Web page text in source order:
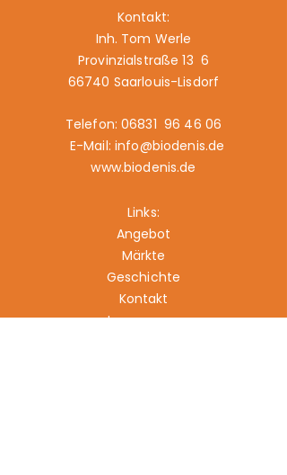
Kontakt:
Inh. Tom Werle
Provinzialstraße 13 6
66740 Saarlouis-Lisdorf
Telefon: 06831 96 46 06
E-Mail: info@biodenis.de
www.biodenis.de
Links:
Angebot
Märkte
Geschichte
Kontakt
Impressum